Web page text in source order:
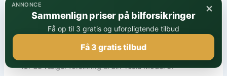
Overvejer du, hvad bilforsikringen koster til en Tesla
prisniveauer i 2025 og de vigtigste ting, du skal vide,
før du vælger forsikring til din Tesla Model 3.
×
ANNONCE
Sammenlign priser på bilforsikringer
Få op til 3 gratis og uforpligtende tilbud
Få 3 gratis tilbud